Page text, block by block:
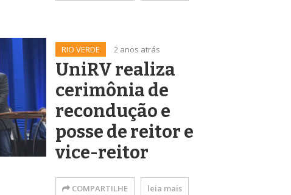
RIO VERDE 2 anos atrás
UniRV realiza
cerimônia de
recondução e
posse de reitor e
vice-reitor
COMPARTILHE leia mais